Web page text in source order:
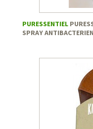
PURESSENTIEL
SPRAY ANTIBACTERIEN